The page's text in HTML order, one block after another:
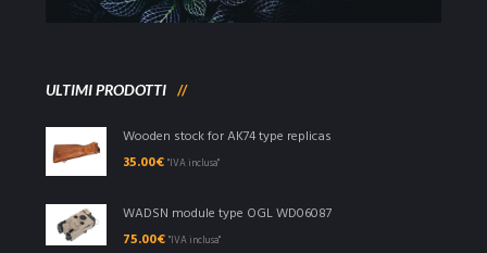
ULTIMI PRODOTTI
Wooden stock for AK74 type replicas
35.00€ "IVA inclusa"
WADSN module type OGL WD06087
75.00€ "IVA inclusa"